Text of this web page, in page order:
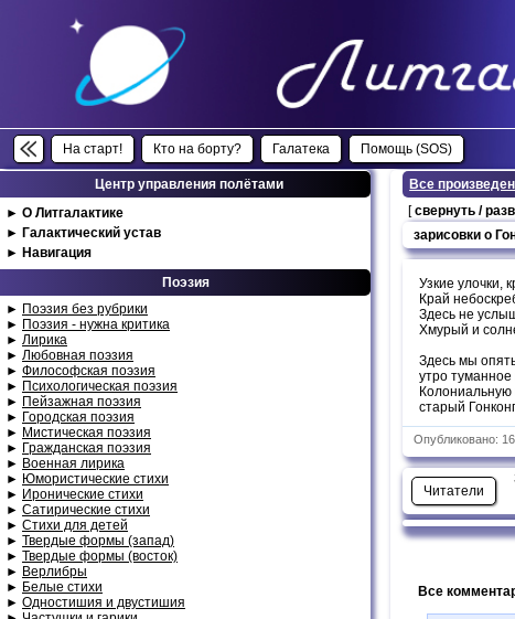
На старт! Кто на борту? Галатека Помощь (SOS)
Центр управления полётами
► О Литгалактике
► Галактический устав
► Навигация
Поэзия
► Поэзия без рубрики
► Поэзия - нужна критика
► Лирика
► Любовная поэзия
► Философская поэзия
► Психологическая поэзия
► Пейзажная поэзия
► Городская поэзия
► Мистическая поэзия
► Гражданская поэзия
► Военная лирика
► Юмористические стихи
► Иронические стихи
► Сатирические стихи
► Стихи для детей
► Твердые формы (запад)
► Твердые формы (восток)
► Верлибры
► Белые стихи
► Одностишия и двустишия
Все
[свернуть /
зарисовки о
Узкие улочки,
Край
Здесь не
Хмурый и
Здесь мы
утро туманное
Колониальную
старый
Опубликовано:
Читатели
Все